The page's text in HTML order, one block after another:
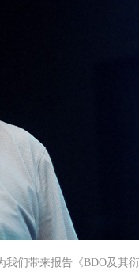
们带来报告《BDO及其